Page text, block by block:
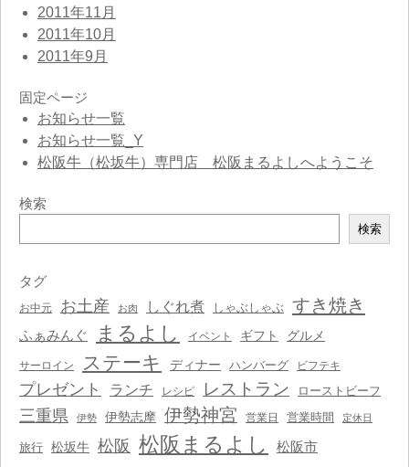
2011年11月
2011年10月
2011年9月
固定ページ
お知らせ一覧
お知らせ一覧_Y
松阪牛（松坂牛）専門店 松阪まるよしへようこそ
検索
索
検索
タグ
お中元 お土産 お肉 しぐれ煮 しゃぶしゃぶ すき焼き
ふぁみんぐ まるよし イベント ギフト グルメ
サーロイン ステーキ ディナー ハンバーグ ビフテキ
プレゼント ランチ レシピ レストラン ローストビーフ
三重県 伊勢 伊勢志摩 伊勢神宮 営業日 営業時間 定休日
旅行 松坂牛 松阪 松阪まるよし 松阪市